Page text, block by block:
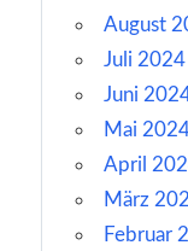
August
Juli 2024
Juni
Mai
April
März
Februar